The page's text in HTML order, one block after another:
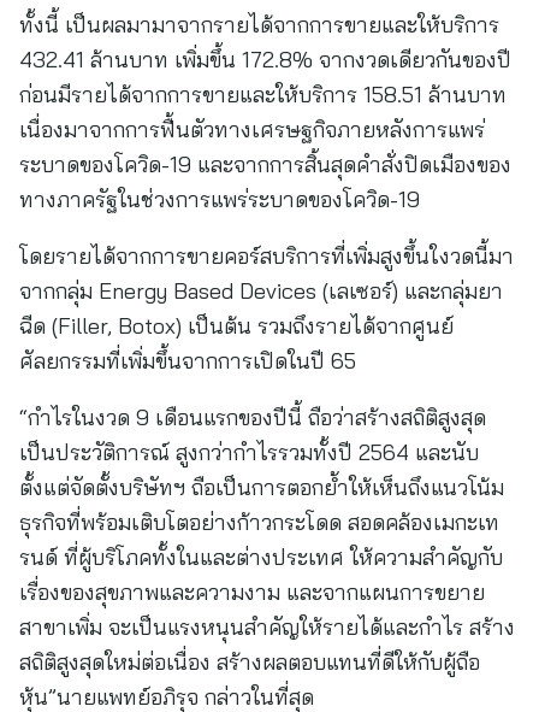
ทั้งนี้ เป็นผลมามาจากรายได้จากการขายและให้บริการ
432.41 ล้านบาท เพิ่มขึ้น 172.8% จากงวดเดียวกันของปี
ก่อนมีรายได้จากการขายและให้บริการ 158.51 ล้านบาท
เนื่องมาจากการฟื้นตัวทางเศรษฐกิจภายหลังการแพร่
ระบาดของโควิด-19 และจากการสิ้นสุดคำสั่งปิดเมืองของ
ทางภาครัฐในช่วงการแพร่ระบาดของโควิด-19
โดยรายได้จากการขายคอร์สบริการที่เพิ่มสูงขึ้นใงวดนี้มา
จากกลุ่ม Energy Based Devices (เลเซอร์) และกลุ่มยา
ฉีด (Filler, Botox) เป็นต้น รวมถึงรายได้จากศูนย์
ศัลยกรรมที่เพิ่มขึ้นจากการเปิดในปี 65
“กำไรในงวด 9 เดือนแรกของปีนี้ ถือว่าสร้างสถิติสูงสุด
เป็นประวัติการณ์ สูงกว่ากำไรรวมทั้งปี 2564 และนับ
ตั้งแต่จัดตั้งบริษัทฯ ถือเป็นการตอกย้ำให้เห็นถึงแนวโน้ม
ธุรกิจที่พร้อมเติบโตอย่างก้าวกระโดด สอดคล้องเมกะเท
รนด์ ที่ผู้บริโภคทั้งในและต่างประเทศ ให้ความสำคัญกับ
เรื่องของสุขภาพและความงาม และจากแผนการขยาย
สาขาเพิ่ม จะเป็นแรงหนุนสำคัญให้รายได้และกำไร สร้าง
สถิติสูงสุดใหม่ต่อเนื่อง สร้างผลตอบแทนที่ดีให้กับผู้ถือ
หุ้น”นายแพทย์อภิรุจ กล่าวในที่สุด